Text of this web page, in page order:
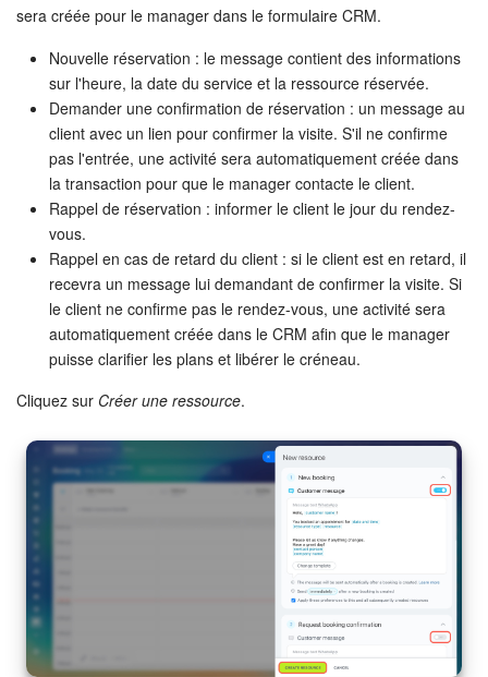
sera créée pour le manager dans le formulaire CRM.
Nouvelle réservation : le message contient des informations
sur l'heure, la date du service et la ressource réservée.
Demander une confirmation de réservation : un message au
client avec un lien pour confirmer la visite. S'il ne confirme
pas l'entrée, une activité sera automatiquement créée dans
la transaction pour que le manager contacte le client.
Rappel de réservation : informer le client le jour du rendez-
vous.
Rappel en cas de retard du client : si le client est en retard, il
recevra un message lui demandant de confirmer la visite. Si
le client ne confirme pas le rendez-vous, une activité sera
automatiquement créée dans le CRM afin que le manager
puisse clarifier les plans et libérer le créneau.
Cliquez sur Créer une ressource.